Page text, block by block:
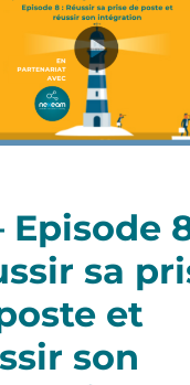
Episode
sa
et
son